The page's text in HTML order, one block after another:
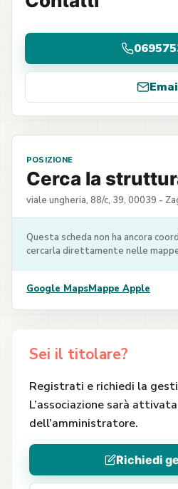
POSIZIONE
Cerca la
viale ungheria, 88/c, 39, 00039 -
Questa scheda non ha ancora
cercarla direttamente nelle
Google MapsMappe Apple
Sei il titolare?
Registrati e richiedi la
L’associazione sarà
dell’amministratore.
Richiedi